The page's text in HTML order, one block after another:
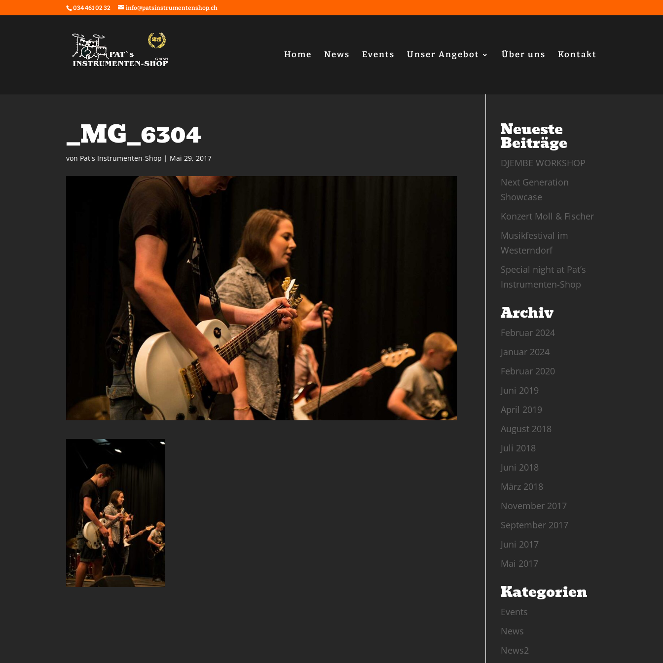
034 461 02 32 info@patsinstrumentenshop.ch
Home News Events Unser Angebot Über uns Kontakt
_MG_6304
von Pat's Instrumenten-Shop | Mai 29, 2017
Neueste
Beiträge
DJEMBE WORKSHOP
Next Generation
Showcase
Konzert Moll & Fischer
Musikfestival im
Westerndorf
Special night at Pat’s
Instrumenten-Shop
Archiv
Februar 2024
Januar 2024
Februar 2020
Juni 2019
April 2019
August 2018
Juli 2018
Juni 2018
März 2018
November 2017
September 2017
Juni 2017
Mai 2017
Kategorien
Events
News
News2